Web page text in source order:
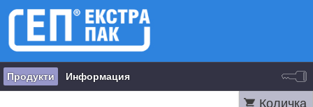
Продукти Информация
Количка